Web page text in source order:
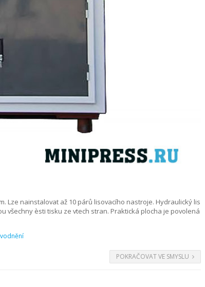
Lze nainstalovat až 10 párů lisovacího nastroje. Hydraulický lis
všechny èsti tisku ze vtech stran. Praktická plocha je povolená
POKRAČOVAT VE SMYSLU